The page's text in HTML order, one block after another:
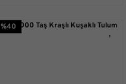
%40